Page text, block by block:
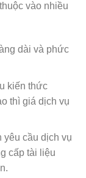
vào nhiều
dài và phức
kiến thức
thì giá dịch vụ
yêu cầu dịch vụ
cấp tài liệu